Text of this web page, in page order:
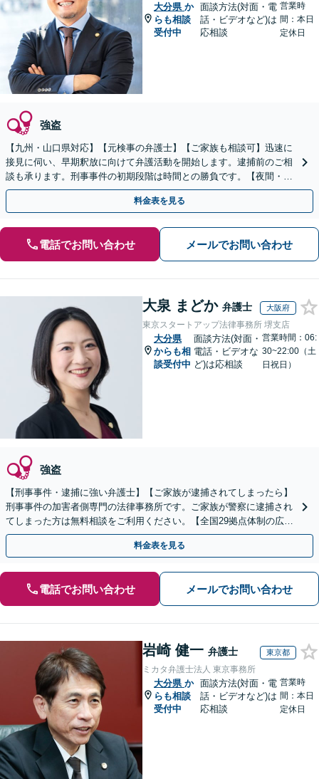
大分県 か
らも相談
受付中
面談方法(対面・電
話・ビデオなど)は
応相談
営業時
間：本日
定休日
強盗
【九州・山口県対応】【元検事の弁護士】【ご家族も相談可】迅速に
接見に伺い、早期釈放に向けて弁護活動を開始します。逮捕前のご相
談も承ります。刑事事件の初期段階は時間との勝負です。【夜間・休
日対応】【完全個室】【天神駅3分】
料金表を見る
電話でお問い合わせ メールでお問い合わせ
大泉 まどか 弁護士 大阪府
東京スタートアップ法律事務所 堺支店
大分県
からも相
談受付中
面談方法(対面・
電話・ビデオな
ど)は応相談
営業時間：06:
30~22:00（土
日祝日）
強盗
【刑事事件・逮捕に強い弁護士】【ご家族が逮捕されてしまったら】
刑事事件の加害者側専門の法律事務所です。ご家族が警察に逮捕され
てしまった方は無料相談をご利用ください。【全国29拠点体制の広域
対応】【弁護士待機中/当日中の電話相談可(予約制)】
料金表を見る
電話でお問い合わせ メールでお問い合わせ
岩崎 健一 弁護士 東京都
ミカタ弁護士法人 東京事務所
大分県 か
らも相談
受付中
面談方法(対面・電
話・ビデオなど)は
応相談
営業時
間：本日
定休日